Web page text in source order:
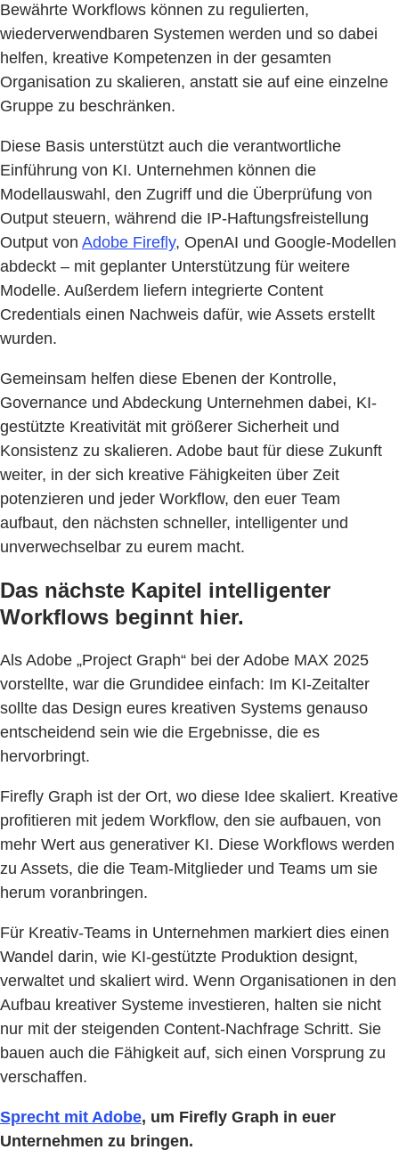
Bewährte Workflows können zu regulierten,
wiederverwendbaren Systemen werden und so dabei
helfen, kreative Kompetenzen in der gesamten
Organisation zu skalieren, anstatt sie auf eine einzelne
Gruppe zu beschränken.
Diese Basis unterstützt auch die verantwortliche
Einführung von KI. Unternehmen können die
Modellauswahl, den Zugriff und die Überprüfung von
Output steuern, während die IP-Haftungsfreistellung
Output von Adobe Firefly, OpenAI und Google-Modellen
abdeckt – mit geplanter Unterstützung für weitere
Modelle. Außerdem liefern integrierte Content
Credentials einen Nachweis dafür, wie Assets erstellt
wurden.
Gemeinsam helfen diese Ebenen der Kontrolle,
Governance und Abdeckung Unternehmen dabei, KI-
gestützte Kreativität mit größerer Sicherheit und
Konsistenz zu skalieren. Adobe baut für diese Zukunft
weiter, in der sich kreative Fähigkeiten über Zeit
potenzieren und jeder Workflow, den euer Team
aufbaut, den nächsten schneller, intelligenter und
unverwechselbar zu eurem macht.
Das nächste Kapitel intelligenter
Workflows beginnt hier.
Als Adobe „Project Graph“ bei der Adobe MAX 2025
vorstellte, war die Grundidee einfach: Im KI-Zeitalter
sollte das Design eures kreativen Systems genauso
entscheidend sein wie die Ergebnisse, die es
hervorbringt.
Firefly Graph ist der Ort, wo diese Idee skaliert. Kreative
profitieren mit jedem Workflow, den sie aufbauen, von
mehr Wert aus generativer KI. Diese Workflows werden
zu Assets, die die Team-Mitglieder und Teams um sie
herum voranbringen.
Für Kreativ-Teams in Unternehmen markiert dies einen
Wandel darin, wie KI-gestützte Produktion designt,
verwaltet und skaliert wird. Wenn Organisationen in den
Aufbau kreativer Systeme investieren, halten sie nicht
nur mit der steigenden Content-Nachfrage Schritt. Sie
bauen auch die Fähigkeit auf, sich einen Vorsprung zu
verschaffen.
Sprecht mit Adobe, um Firefly Graph in euer
Unternehmen zu bringen.